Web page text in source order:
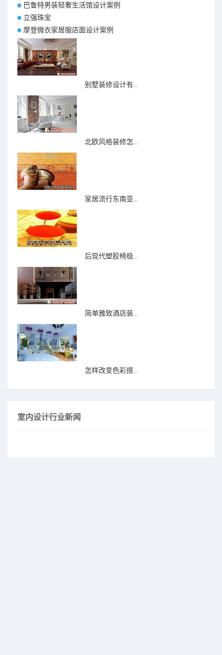
巴鲁特男装轻奢生活馆设计案例
立强珠宝
摩登微衣家居服店面设计案例
别墅装修设计有...
北欧风格装修怎...
家居流行东南亚...
后现代塑胶椅极...
简单雅致酒店装...
怎样改变色彩搭...
室内设计行业新闻